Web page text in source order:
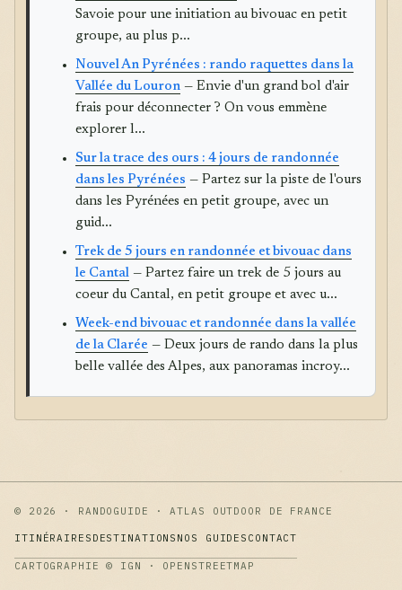
Savoie pour une initiation au bivouac en petit
groupe, au plus p...
Nouvel An Pyrénées : rando raquettes dans la
Vallée du Louron — Envie d'un grand bol d'air
frais pour déconnecter ? On vous emmène
explorer l...
Sur la trace des ours : 4 jours de randonnée
dans les Pyrénées — Partez sur la piste de l'ours
dans les Pyrénées en petit groupe, avec un
guid...
Trek de 5 jours en randonnée et bivouac dans
le Cantal — Partez faire un trek de 5 jours au
coeur du Cantal, en petit groupe et avec u...
Week-end bivouac et randonnée dans la vallée
de la Clarée — Deux jours de rando dans la plus
belle vallée des Alpes, aux panoramas incroy...
© 2026 · RANDOGUIDE · ATLAS OUTDOOR DE FRANCE
ITINÉRAIRES DESTINATIONS NOS GUIDES CONTACT
CARTOGRAPHIE © IGN · OPENSTREETMAP